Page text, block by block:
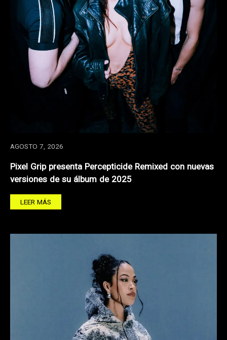
AGOSTO 7, 2026
Pixel Grip presenta Percepticide Remixed con nuevas
versiones de su álbum de 2025
LEER MÁS